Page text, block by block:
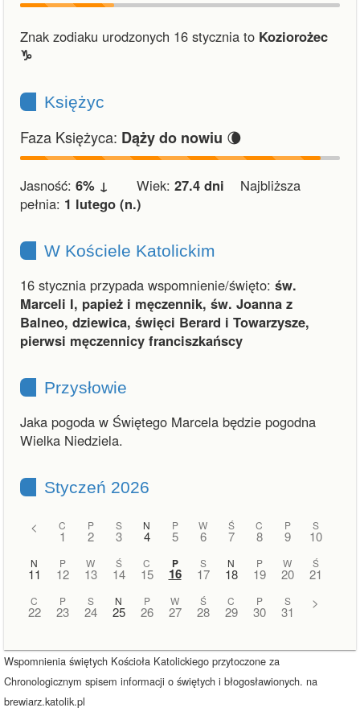
Znak zodiaku urodzonych 16 stycznia to Koziorożec
♑︎
Księżyc
Faza Księżyca: Dąży do nowiu 🌘
Jasność: 6% ↓ Wiek: 27.4 dni Najbliższa
pełnia: 1 lutego (n.)
W Kościele Katolickim
16 stycznia przypada wspomnienie/święto: św.
Marceli I, papież i męczennik, św. Joanna z
Balneo, dziewica, święci Berard i Towarzysze,
pierwsi męczennicy franciszkańscy
Przysłowie
Jaka pogoda w Świętego Marcela będzie pogodna
Wielka Niedziela.
Styczeń 2026
< C
1
P
2
S
3
N
4
P
5
W
6
Ś
7
C
8
P
9
S
10
N
11
P
12
W
13
Ś
14
C
15
P
16
S
17
N
18
P
19
W
20
Ś
21
C
22
P
23
S
24
N
25
P
26
W
27
Ś
28
C
29
P
30
S
31
>
Wspomnienia świętych Kościoła Katolickiego przytoczone za
Chronologicznym spisem informacji o świętych i błogosławionych. na
brewiarz.katolik.pl